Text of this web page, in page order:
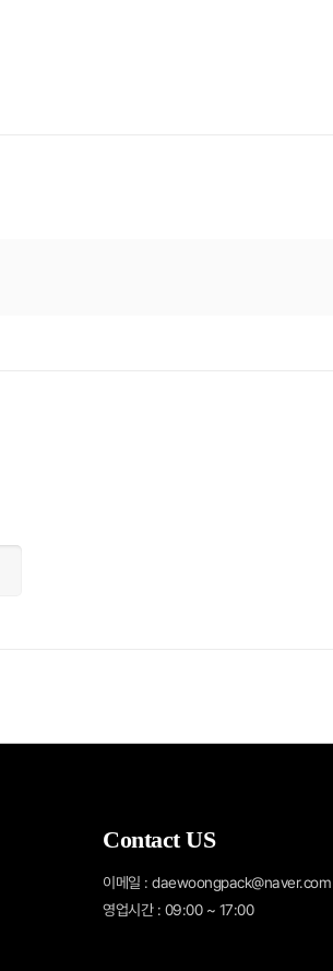
Contact US
이메일 : daewoongpack@naver.com
영업시간 : 09:00 ~ 17:00